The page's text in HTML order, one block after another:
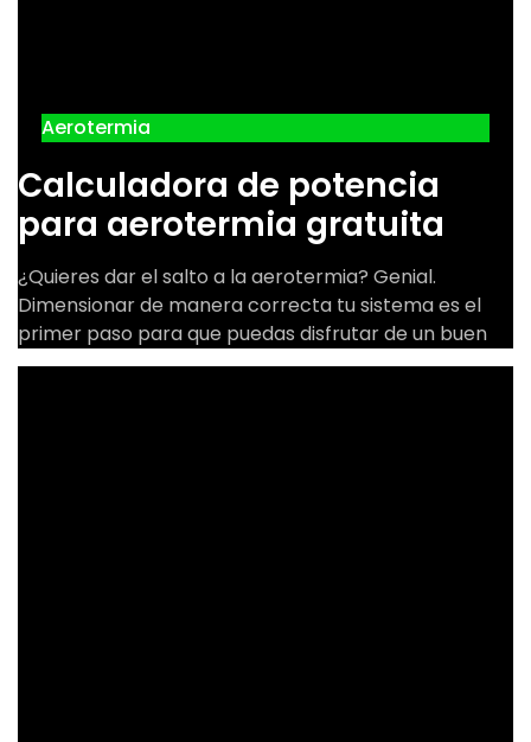
Aerotermia
Calculadora de potencia
para aerotermia gratuita
¿Quieres dar el salto a la aerotermia? Genial.
Dimensionar de manera correcta tu sistema es el
primer paso para que puedas disfrutar de un buen